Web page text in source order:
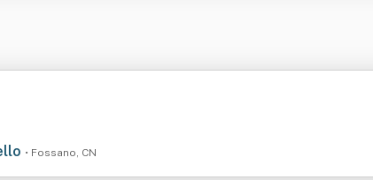
• Fossano, CN